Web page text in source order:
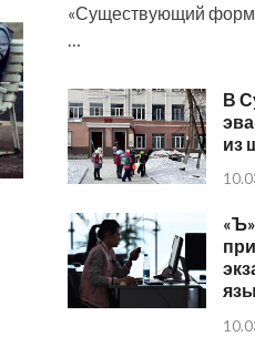
«Существующий
В
из